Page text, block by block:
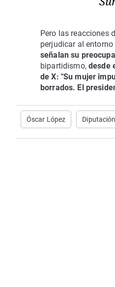
Pero las reacciones
perjudicar al
señalan su
bipartidismo, desde
de X: "Su mujer
borrados. El
Óscar López